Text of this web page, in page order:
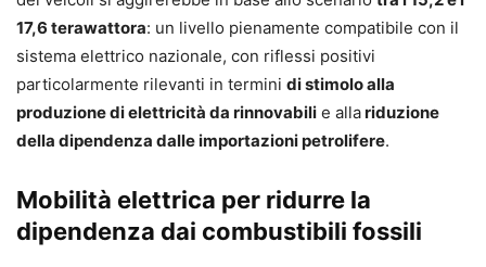
17,6 terawattora: un livello pienamente compatibile con il
sistema elettrico nazionale, con riflessi positivi
particolarmente rilevanti in termini di stimolo alla
produzione di elettricità da rinnovabili e allariduzione
della dipendenza dalle importazioni petrolifere.
Mobilità elettrica per ridurre la
dipendenza dai combustibili fossili